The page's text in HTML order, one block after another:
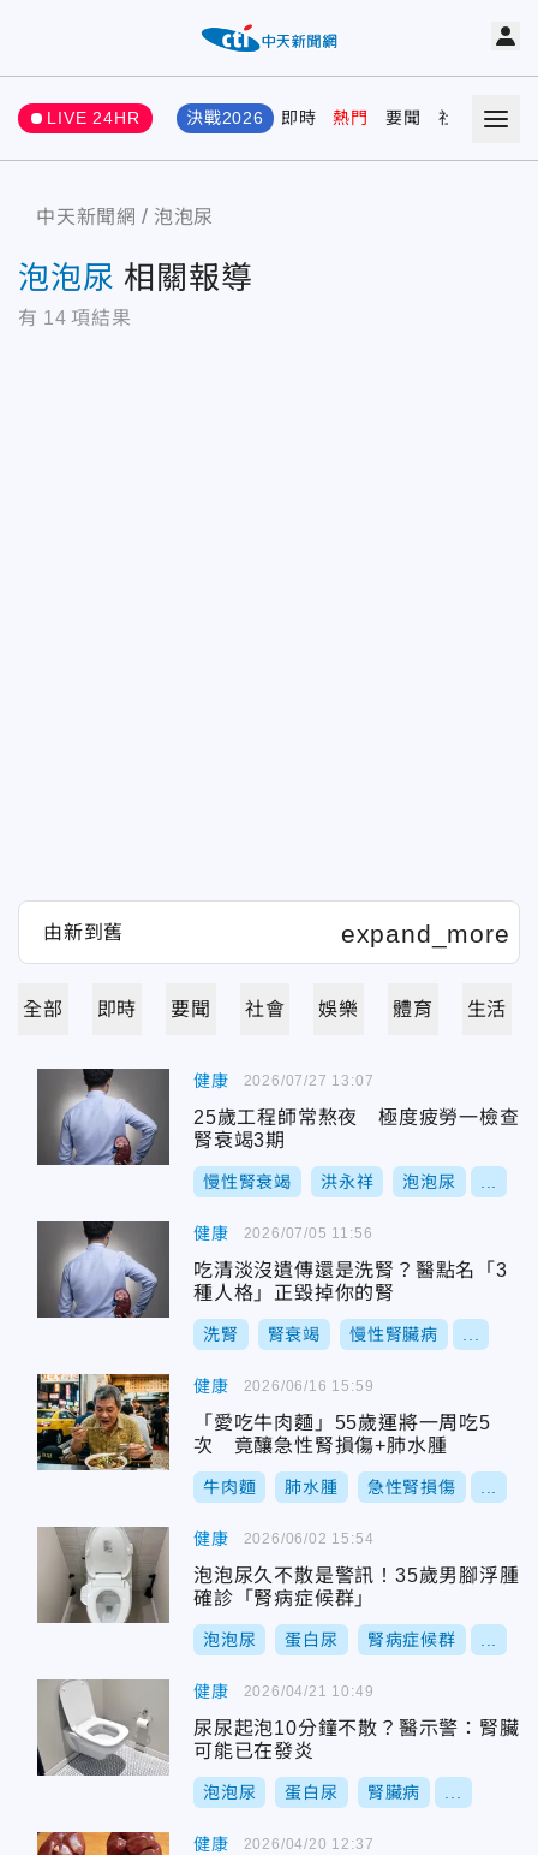
LIVE 24HR 決戰2026 即時 熱門 要聞 社會 娛樂
中天新聞網 泡泡尿
泡泡尿 相關報導
有 14 項結果
全部 即時 要聞 社會 娛樂 體育 生活
健康
25歲工程師常熬夜 極度疲勞一檢查
腎衰竭3期
慢性腎衰竭 洪永祥 泡泡尿
2026/07/27 13:07
健康
吃清淡沒遺傳還是洗腎？醫點名「3
種人格」正毀掉你的腎
洗腎 腎衰竭 慢性腎臟病
2026/07/05 11:56
健康
「愛吃牛肉麵」55歲運將一周吃5
次 竟釀急性腎損傷+肺水腫
牛肉麵 肺水腫 急性腎損傷
2026/06/16 15:59
健康
泡泡尿久不散是警訊！35歲男腳浮腫
確診「腎病症候群」
泡泡尿 蛋白尿 腎病症候群
2026/06/02 15:54
健康
尿尿起泡10分鐘不散？醫示警：腎臟
可能已在發炎
泡泡尿 蛋白尿 腎臟病
2026/04/21 10:49
健康 2026/04/20 12:37